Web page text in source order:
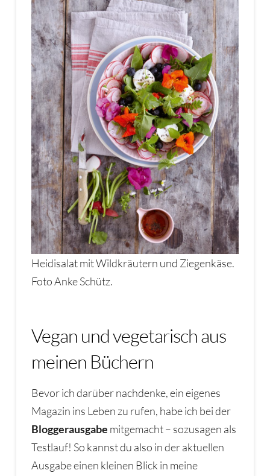
Heidisalat mit Wildkräutern und Ziegenkäse.
Foto Anke Schütz.
Vegan und vegetarisch aus
meinen Büchern
Bevor ich darüber nachdenke, ein eigenes
Magazin ins Leben zu rufen, habe ich bei der
Bloggerausgabe mitgemacht – sozusagen als
Testlauf! So kannst du also in der aktuellen
Ausgabe einen kleinen Blick in meine